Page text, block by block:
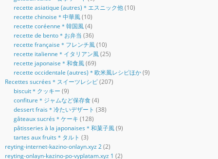
recette asiatique (autres)＊エスニック他(10)
recette chinoise＊中華風(10)
recette coréenne＊韓国風(4)
recette de bento＊お弁当 (36)
recette française＊フレンチ風(10)
recette italienne＊イタリアン風(25)
recette japonaise＊和食風(69)
recette occidentale (autres)＊欧米風レシピほか(9)
Recettes sucrées＊スイーツレシピ(207)
biscuit＊クッキー (9)
confiture＊ジャムなど保存食(4)
dessert frais＊冷たいデザート (38)
gâteaux sucrés＊ケーキ (128)
pâtisseries à la japonaises＊和菓子風(9)
tartes aux fruits＊タルト (3)
reyting-internet-kazino-onlayn.xyz 2(2)
reyting-onlayn-kazino-po-vyplatam.xyz 1 (2)